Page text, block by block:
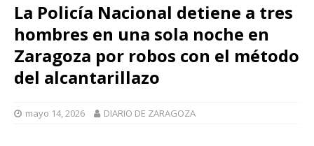
La Policía Nacional detiene a tres
hombres en una sola noche en
Zaragoza por robos con el método
del alcantarillazo
mayo 14, 2026 DIARIO DE ZARAGOZA